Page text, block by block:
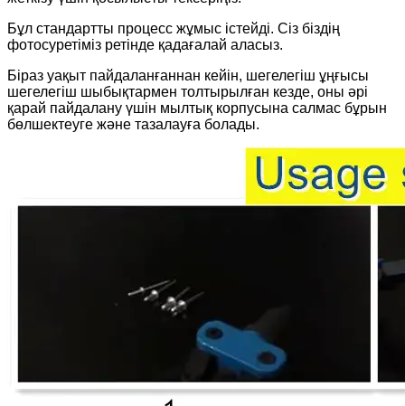
Бұл стандартты процесс жұмыс істейді. Сіз біздің
фотосуретіміз ретінде қадағалай аласыз.
Біраз уақыт пайдаланғаннан кейін, шегелегіш ұңғысы
шегелегіш шыбықтармен толтырылған кезде, оны әрі
қарай пайдалану үшін мылтық корпусына салмас бұрын
бөлшектеуге және тазалауға болады.